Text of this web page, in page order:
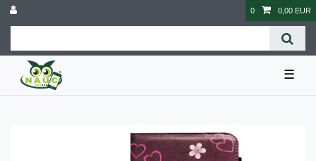
0 0,00 EUR
☰